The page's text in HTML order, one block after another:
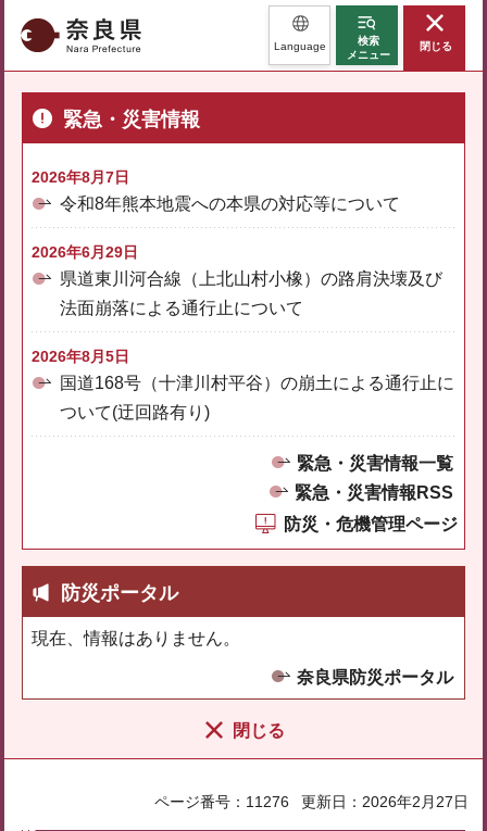
奈良県 Language
検索
メニュー
閉じる
緊急・災害情報
2026年8月7日
令和8年熊本地震への本県の対応等について
2026年6月29日
県道東川河合線（上北山村小橡）の路肩決壊及び
法面崩落による通行止について
2026年8月5日
国道168号（十津川村平谷）の崩土による通行止に
ついて(迂回路有り)
緊急・災害情報一覧
緊急・災害情報RSS
防災・危機管理ページ
防災ポータル
現在、情報はありません。
奈良県防災ポータル
閉じる
ページ番号：11276 更新日：2026年2月27日